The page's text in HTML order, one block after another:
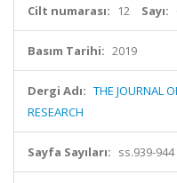
Cilt numarası: 12 Sayı:
Basım Tarihi: 2019
Dergi Adı: THE JOURNAL
RESEARCH
Sayfa Sayıları: ss.939-944